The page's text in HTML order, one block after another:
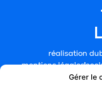
Gérer le
réalisation
mentions légales